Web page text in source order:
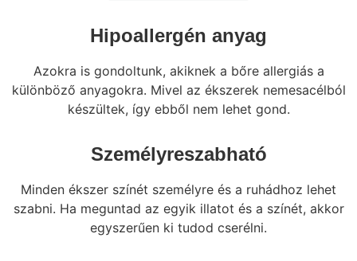
Hipoallergén anyag
Azokra is gondoltunk, akiknek a bőre allergiás a
különböző anyagokra. Mivel az ékszerek nemesacélból
készültek, így ebből nem lehet gond.
Személyreszabható
Minden ékszer színét személyre és a ruhádhoz lehet
szabni. Ha meguntad az egyik illatot és a színét, akkor
egyszerűen ki tudod cserélni.